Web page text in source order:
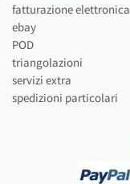
fatturazione elettronica
ebay
POD
triangolazioni
servizi extra
spedizioni particolari